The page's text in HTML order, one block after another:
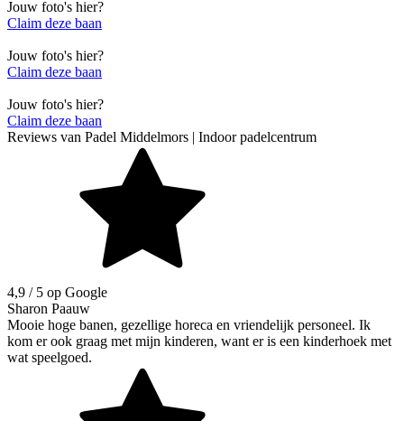
Jouw foto's hier?
Claim deze baan
Jouw foto's hier?
Claim deze baan
Jouw foto's hier?
Claim deze baan
Reviews van Padel Middelmors | Indoor padelcentrum
4,9 / 5 op Google
Sharon Paauw
Mooie hoge banen, gezellige horeca en vriendelijk personeel. Ik
kom er ook graag met mijn kinderen, want er is een kinderhoek met
wat speelgoed.